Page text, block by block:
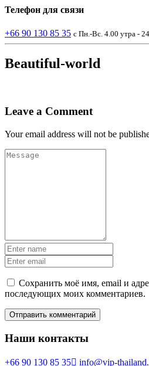
Телефон для связи
+66 90 130 85 35 с Пн.-Вс. 4.00 утра -
Beautiful-world
Leave a Comment
Your email address will not be
Сохранить моё имя, email и
последующих моих комментариев.
Наши контакты
+66 90 130 85 35 info@vip-